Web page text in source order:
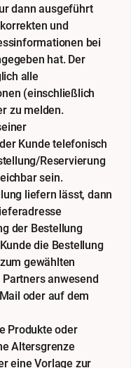
dann ausgeführt
und
bei
hat. Der
alle
(einschließlich
zu melden.
Kunde telefonisch
Reservierung
sein.
liefern lässt, dann
der Bestellung
die Bestellung
gewählten
anwesend
oder auf dem
Produkte oder
Altersgrenze
eine Vorlage zur